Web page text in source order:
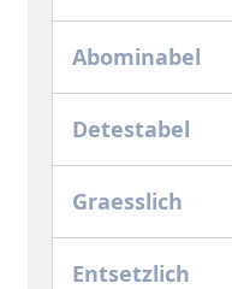
Abominabel
Detestabel
Graesslich
Entsetzlich